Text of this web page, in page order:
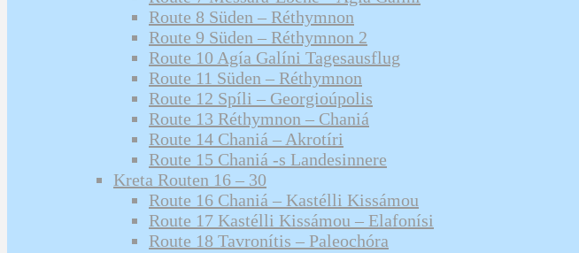
Route 8 Süden – Réthymnon
Route 9 Süden – Réthymnon 2
Route 10 Agía Galíni Tagesausflug
Route 11 Süden – Réthymnon
Route 12 Spíli – Georgioúpolis
Route 13 Réthymnon – Chaniá
Route 14 Chaniá – Akrotíri
Route 15 Chaniá -s Landesinnere
Kreta Routen 16 – 30
Route 16 Chaniá – Kastélli Kissámou
Route 17 Kastélli Kissámou – Elafonísi
Route 18 Tavronítis – Paleochóra